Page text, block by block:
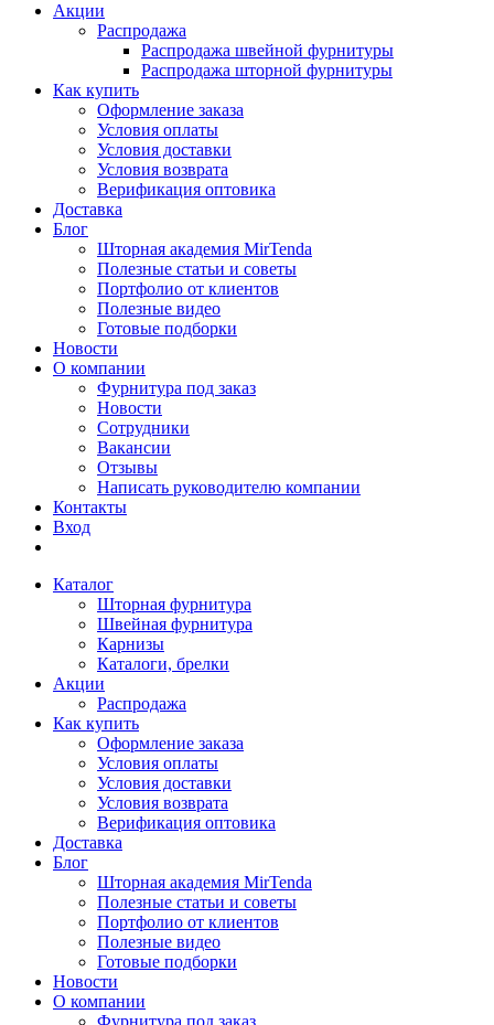
Акции
Распродажа
Распродажа швейной фурнитуры
Распродажа шторной фурнитуры
Как купить
Оформление заказа
Условия оплаты
Условия доставки
Условия возврата
Верификация оптовика
Доставка
Блог
Шторная академия MirTenda
Полезные статьи и советы
Портфолио от клиентов
Полезные видео
Готовые подборки
Новости
О компании
Фурнитура под заказ
Новости
Сотрудники
Вакансии
Отзывы
Написать руководителю компании
Контакты
Вход
Каталог
Шторная фурнитура
Швейная фурнитура
Карнизы
Каталоги, брелки
Акции
Распродажа
Как купить
Оформление заказа
Условия оплаты
Условия доставки
Условия возврата
Верификация оптовика
Доставка
Блог
Шторная академия MirTenda
Полезные статьи и советы
Портфолио от клиентов
Полезные видео
Готовые подборки
Новости
О компании
Фурнитура под заказ